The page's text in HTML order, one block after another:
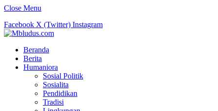
Close Menu
Facebook X (Twitter) Instagram
Beranda
Berita
Humaniora
Sosial Politik
Sosialita
Pendidikan
Tradisi